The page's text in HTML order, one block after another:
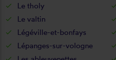
Le tholy
Le valtin
Légéville-et-bonfays
Lépanges-sur-vologne